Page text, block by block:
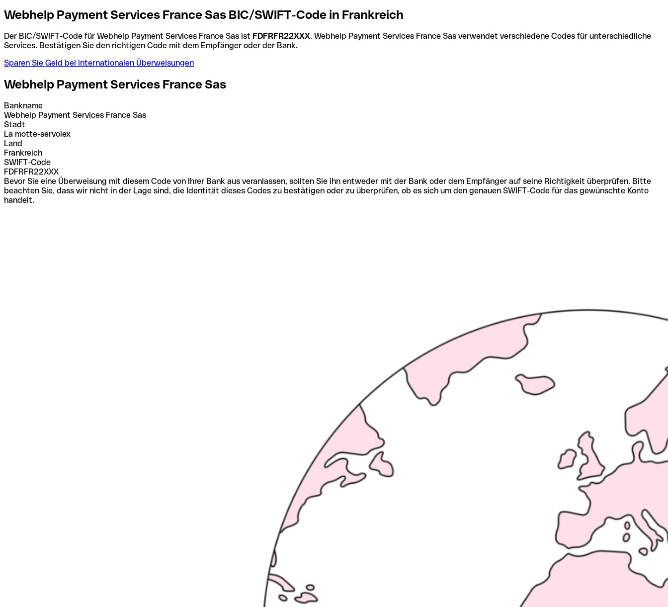
Webhelp Payment Services France Sas BIC/SWIFT-Code in Frankreich
Der BIC/SWIFT-Code für Webhelp Payment Services France Sas ist FDFRFR22XXX. Webhelp Payment Services France Sas verwendet verschiedene Codes für unterschiedliche
Services. Bestätigen Sie den richtigen Code mit dem Empfänger oder der Bank.
Sparen Sie Geld bei internationalen Überweisungen
Webhelp Payment Services France Sas
Bankname
Webhelp Payment Services France Sas
Stadt
La motte-servolex
Land
Frankreich
SWIFT-Code
FDFRFR22XXX
Bevor Sie eine Überweisung mit diesem Code von Ihrer Bank aus veranlassen, sollten Sie ihn entweder mit der Bank oder dem Empfänger auf seine Richtigkeit überprüfen. Bitte
beachten Sie, dass wir nicht in der Lage sind, die Identität dieses Codes zu bestätigen oder zu überprüfen, ob es sich um den genauen SWIFT-Code für das gewünschte Konto
handelt.